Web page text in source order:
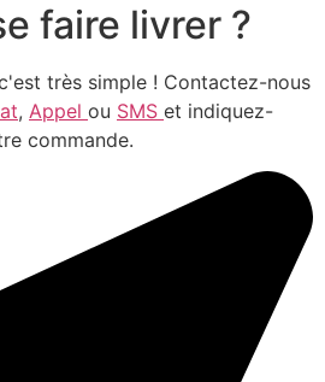
faire livrer ?
très simple ! Contactez-nous
, Appel ou SMS et indiquez-
commande.